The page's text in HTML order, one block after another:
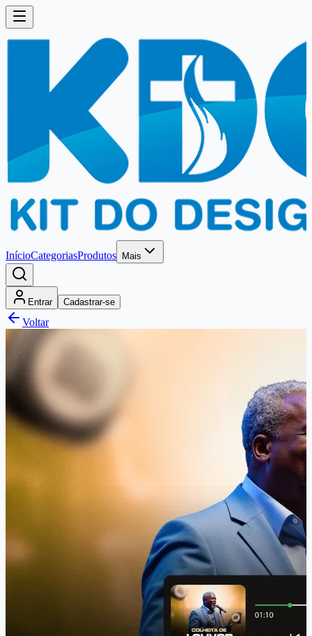
InícioCategoriasProdutos Mais
Entrar Cadastrar-se
Voltar